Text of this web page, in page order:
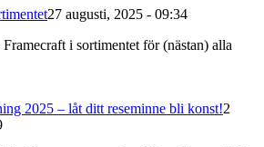
27 augusti, 2025 - 09:34
i sortimentet för (nästan) alla
2025 – låt ditt reseminne bli konst!2